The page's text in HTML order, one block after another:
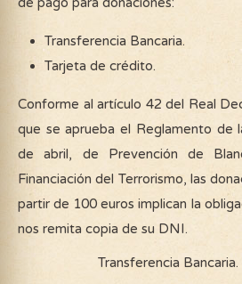
Transferencia Bancaria.
Tarjeta de crédito.
Conforme al artículo 42 del Real
que se aprueba el Reglamento
de abril, de Prevención de
Financiación del Terrorismo, las
partir de 100 euros implican la
nos remita copia de su DNI.
Transferencia Bancaria.